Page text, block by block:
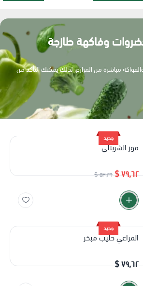
وفاكهة طازجة
مباشرة من المزارع، لذلك يمكنك التأكد من
جديد
موز الشربتلي
٧٩٫٦٢ $ ٥٣٫٢٦ $
جديد
المراعي حليب مبخر
٧٩٫٦٢ $